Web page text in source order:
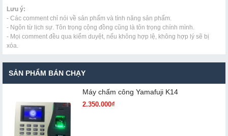
Lưu ý:
- Các comment chỉ nói về sản phẩm và tính năng sản phẩm.
- Ngôn từ lịch sự. Tôn trọng cộng đồng cũng là tôn trọng chính mình.
- Mọi comment đều qua kiểm duyệt, nếu không hợp lệ, không hợp lý sẽ bị
xóa.
SẢN PHẨM BÁN CHẠY
Máy chấm cô​ng Yamafuji K14
2.350.000₫